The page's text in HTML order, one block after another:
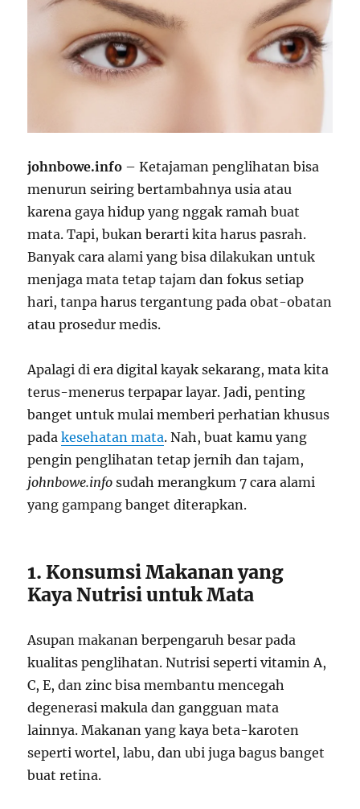
johnbowe.info – Ketajaman penglihatan bisa
menurun seiring bertambahnya usia atau
karena gaya hidup yang nggak ramah buat
mata. Tapi, bukan berarti kita harus pasrah.
Banyak cara alami yang bisa dilakukan untuk
menjaga mata tetap tajam dan fokus setiap
hari, tanpa harus tergantung pada obat-obatan
atau prosedur medis.
Apalagi di era digital kayak sekarang, mata kita
terus-menerus terpapar layar. Jadi, penting
banget untuk mulai memberi perhatian khusus
padakesehatan mata. Nah, buat kamu yang
pengin penglihatan tetap jernih dan tajam,
johnbowe.info sudah merangkum 7 cara alami
yang gampang banget diterapkan.
1. Konsumsi Makanan yang
Kaya Nutrisi untuk Mata
Asupan makanan berpengaruh besar pada
kualitas penglihatan. Nutrisi seperti vitamin A,
C, E, dan zinc bisa membantu mencegah
degenerasi makula dan gangguan mata
lainnya. Makanan yang kaya beta-karoten
seperti wortel, labu, dan ubi juga bagus banget
buat retina.